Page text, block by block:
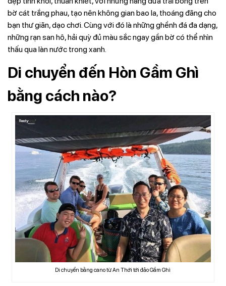
bờ cát trắng phau, tạo nên không gian bao la, thoáng đãng cho
bạn thư giãn, dạo chơi. Cùng với đó là những ghềnh đá đa dạng,
những rạn san hô, hải quỳ đủ màu sắc ngay gần bờ có thể nhìn
thấu qua làn nước trong xanh.
Di chuyển đến Hòn Gầm Ghì
bằng cách nào?
Di chuyển bằng cano từ An Thới tới đảo Gầm Ghì